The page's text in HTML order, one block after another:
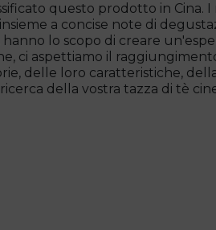
questo prodotto in Cina.
a concise note di
lo scopo di creare
ci aspettiamo il
delle loro caratteristiche,
della vostra tazza di tè